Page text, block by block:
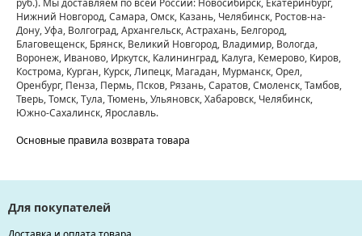
руб.). Мы доставляем по всей России: Новосибирск, Екатеринбург,
Нижний Новгород, Самара, Омск, Казань, Челябинск, Ростов-на-
Дону, Уфа, Волгоград, Архангельск, Астрахань, Белгород,
Благовещенск, Брянск, Великий Новгород, Владимир, Вологда,
Воронеж, Иваново, Иркутск, Калининград, Калуга, Кемерово, Киров,
Кострома, Курган, Курск, Липецк, Магадан, Мурманск, Орел,
Оренбург, Пенза, Пермь, Псков, Рязань, Саратов, Смоленск, Тамбов,
Тверь, Томск, Тула, Тюмень, Ульяновск, Хабаровск, Челябинск,
Южно-Сахалинск, Ярославль.
Основные правила возврата товара
Для покупателей